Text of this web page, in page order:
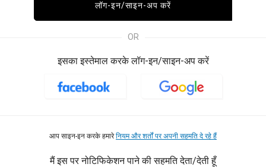
लॉग-इन/साइन-अप करें
OR
इसका इस्तेमाल करके लॉग-इन/साइन-अप करें
आप साइन-इन करके हमारेनियम और शर्तों पर अपनी सहमति दे रहे हैं
मैं इस पर नोटिफिकेशन पाने की सहमति देता/देती हूँ